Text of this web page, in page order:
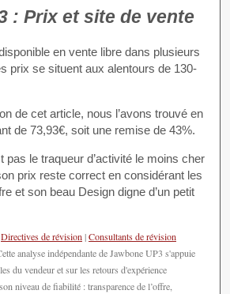
: Prix et site de vente
en vente libre dans plusieurs
prix se situent aux alentours de 130-
de cet article, nous l’avons trouvé en
de 73,93€, soit une remise de 43%.
pas le traqueur d’activité le moins cher
prix reste correct en considérant les
et son beau Design digne d’un petit
Directives de révision|Consultants de révision
analyse indépendante de Jawbone UP3 s'appuie
du vendeur et sur les retours d'expérience
niveau de fiabilité : transparence de l’offre,